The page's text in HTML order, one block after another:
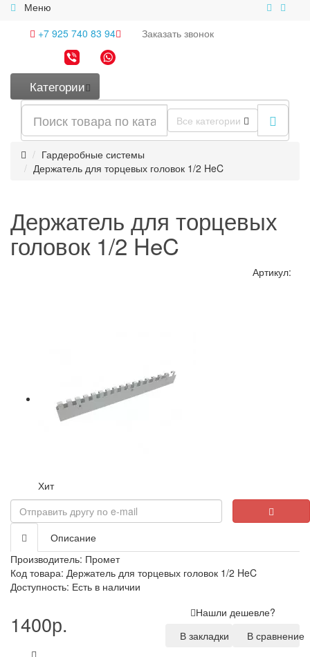
Меню
+7 925 740 83 94
Заказать звонок
Категории
Все категории
Гардеробные системы
Держатель для торцевых головок 1/2 HeC
Держатель для торцевых
головок 1/2 HeC
Артикул:
Хит
Описание
Производитель: Промет
Код товара: Держатель для торцевых головок 1/2 HeC
Доступность: Есть в наличии
1400р.
Нашли дешевле?
В закладки
В сравнение